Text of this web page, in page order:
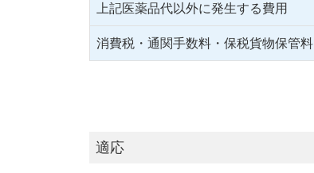
上記医薬品代以外に発生する費用
消費税・通関手数料・保税貨物保管料
適応